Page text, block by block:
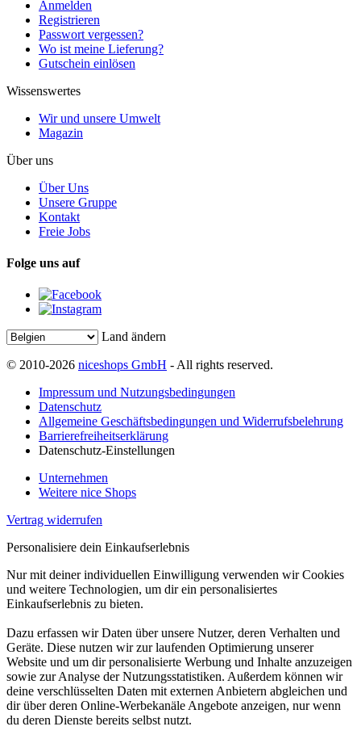
Anmelden
Registrieren
Passwort vergessen?
Wo ist meine Lieferung?
Gutschein einlösen
Wissenswertes
Wir und unsere Umwelt
Magazin
Über uns
Über Uns
Unsere Gruppe
Kontakt
Freie Jobs
Folge uns auf
Land ändern
© 2010-2026 niceshops GmbH - All rights reserved.
Impressum und Nutzungsbedingungen
Datenschutz
Allgemeine Geschäftsbedingungen und Widerrufsbelehrung
Barrierefreiheitserklärung
Datenschutz-Einstellungen
Unternehmen
Weitere nice Shops
Vertrag widerrufen
Personalisiere dein Einkaufserlebnis
Nur mit deiner individuellen Einwilligung verwenden wir Cookies
und weitere Technologien, um dir ein personalisiertes
Einkaufserlebnis zu bieten.
Dazu erfassen wir Daten über unsere Nutzer, deren Verhalten und
Geräte. Diese nutzen wir zur laufenden Optimierung unserer
Website und um dir personalisierte Werbung und Inhalte anzuzeigen
sowie zur Analyse der Nutzungsstatistiken. Außerdem können wir
deine verschlüsselten Daten mit externen Anbietern abgleichen und
dir über deren Online-Werbekanäle Angebote anzeigen, nur wenn
du deren Dienste bereits selbst nutzt.